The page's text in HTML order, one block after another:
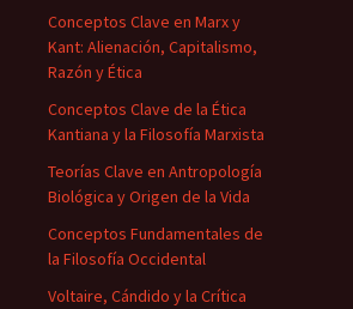
Conceptos Clave en Marx y
Kant: Alienación, Capitalismo,
Razón y Ética
Conceptos Clave de la Ética
Kantiana y la Filosofía Marxista
Teorías Clave en Antropología
Biológica y Origen de la Vida
Conceptos Fundamentales de
la Filosofía Occidental
Voltaire, Cándido y la Crítica